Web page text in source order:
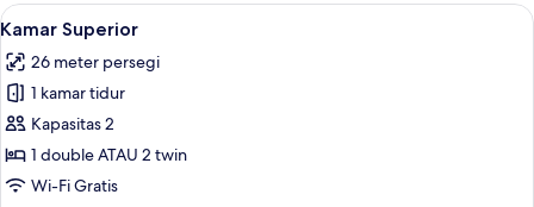
(Historical
Lihat
semua
foto
untuk
Kamar
Superior
Kamar Superior | Seprai premium,
5
Kamar Superior
26 meter persegi
1 kamar tidur
Kapasitas 2
1 double ATAU 2 twin
Wi-Fi Gratis